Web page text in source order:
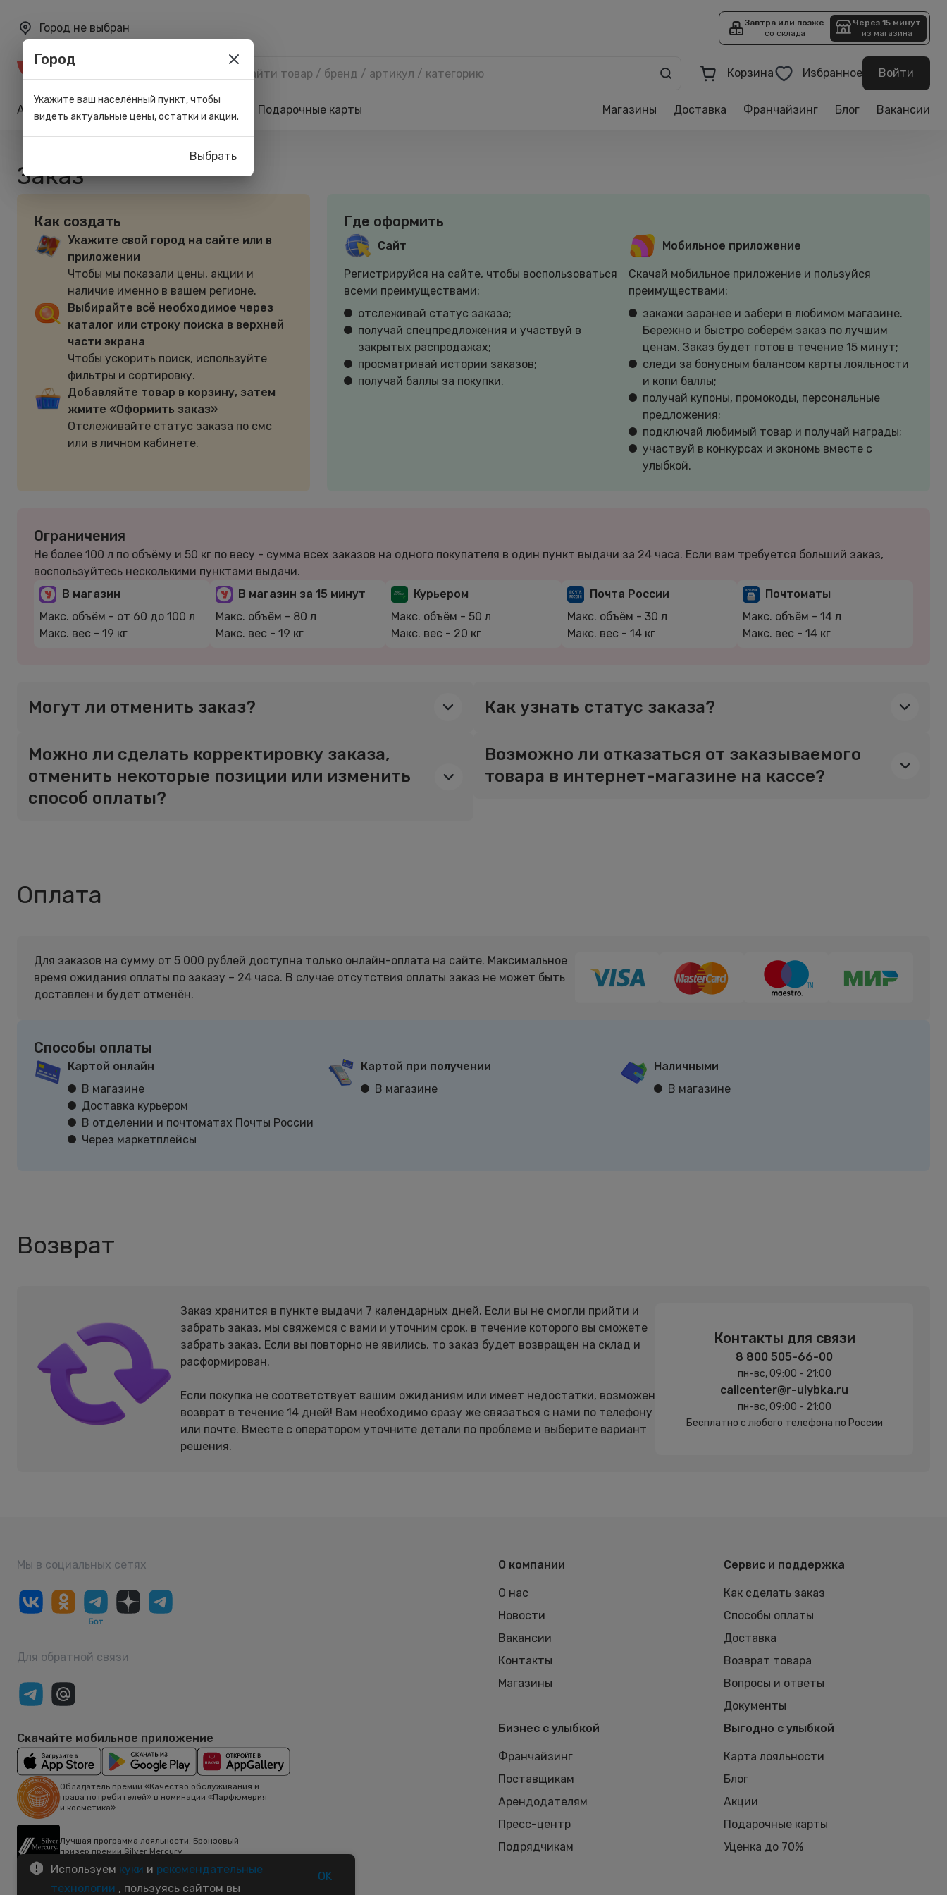
Город не выбран
Завтра или позже
со склада
Через 15 минут
из магазина
Корзина Избранное Войти
Акции Карта лояльности Подарочные карты Магазины Доставка Франчайзинг Блог Вакансии
Заказ
Как создать
Укажите свой город на сайте или в
приложении
Чтобы мы показали цены, акции и
наличие именно в вашем регионе.
Выбирайте всё необходимое через
каталог или строку поиска в верхней
части экрана
Чтобы ускорить поиск, используйте
фильтры и сортировку.
Добавляйте товар в корзину, затем
жмите «Оформить заказ»
Отслеживайте статус заказа по смс
или в личном кабинете.
Где оформить
Сайт
Регистрируйся на сайте, чтобы воспользоваться
всеми преимуществами:
отслеживай статус заказа;
получай спецпредложения и участвуй в
закрытых распродажах;
просматривай истории заказов;
получай баллы за покупки.
Мобильное приложение
Скачай мобильное приложение и пользуйся
преимуществами:
закажи заранее и забери в любимом магазине.
Бережно и быстро соберём заказ по лучшим
ценам. Заказ будет готов в течение 15 минут;
следи за бонусным балансом карты лояльности
и копи баллы;
получай купоны, промокоды, персональные
предложения;
подключай любимый товар и получай награды;
участвуй в конкурсах и экономь вместе с
улыбкой.
Ограничения
Не более 100 л по объёму и 50 кг по весу - сумма всех заказов на одного покупателя в один пункт выдачи за 24 часа. Если вам требуется больший заказ,
воспользуйтесь несколькими пунктами выдачи.
В магазин
Макс. объём - от 60 до 100 л
Макс. вес - 19 кг
В магазин за 15 минут
Макс. объём - 80 л
Макс. вес - 19 кг
Курьером
Макс. объём -50 л
Макс. вес - 20 кг
Почта России
Макс. объём - 30 л
Макс. вес - 14 кг
Почтоматы
Макс. объём -14 л
Макс. вес -14 кг
Могут ли отменить заказ?
Можно ли сделать корректировку заказа,
отменить некоторые позиции или изменить
способ оплаты?
Как узнать статус заказа?
Возможно ли отказаться от заказываемого
товара в интернет-магазине на кассе?
Оплата
Для заказов на сумму от 5 000 рублей доступна только онлайн-оплата на сайте. Максимальное
время ожидания оплаты по заказу – 24 часа. В случае отсутствия оплаты заказ не может быть
доставлен и будет отменён.
Способы оплаты
Картой онлайн
В магазине
Доставка курьером
В отделении и почтоматах Почты России
Через маркетплейсы
Картой при получении
В магазине
Наличными
В магазине
Возврат
Заказ хранится в пункте выдачи 7 календарных дней. Если вы не смогли прийти и
забрать заказ, мы свяжемся с вами и уточним срок, в течение которого вы сможете
забрать заказ. Если вы повторно не явились, то заказ будет возвращен на склад и
расформирован.
Если покупка не соответствует вашим ожиданиям или имеет недостатки, возможен
возврат в течение 14 дней! Вам необходимо сразу же связаться с нами по телефону
или почте. Вместе с оператором уточните детали по проблеме и выберите вариант
решения.
Контакты для связи
8 800 505-66-00
пн-вс, 09:00 - 21:00
callcenter@r-ulybka.ru
пн-вс, 09:00 - 21:00
Бесплатно с любого телефона по России
Мы в социальных сетях
Для обратной связи
Скачайте мобильное приложение
Обладатель премии «Качество обслуживания и
права потребителей» в номинации «Парфюмерия
и косметика»
Лучшая программа лояльности. Бронзовый
призер премии Silver Mercury
Нашли проблему на сайте? Сообщите нам.
© ООО «Дрогери ритейл»,2026
О компании
О нас
Новости
Вакансии
Контакты
Магазины
Сервис и поддержка
Как сделать заказ
Способы оплаты
Доставка
Возврат товара
Вопросы и ответы
Документы
Бизнес с улыбкой
Франчайзинг
Поставщикам
Арендодателям
Пресс-центр
Подрядчикам
Выгодно с улыбкой
Карта лояльности
Блог
Акции
Подарочные карты
Уценка до 70%
Используем куки и рекомендательные
технологии , пользуясь сайтом вы
OK
Город
Укажите ваш населённый пункт, чтобы
видеть актуальные цены, остатки и акции.
Выбрать